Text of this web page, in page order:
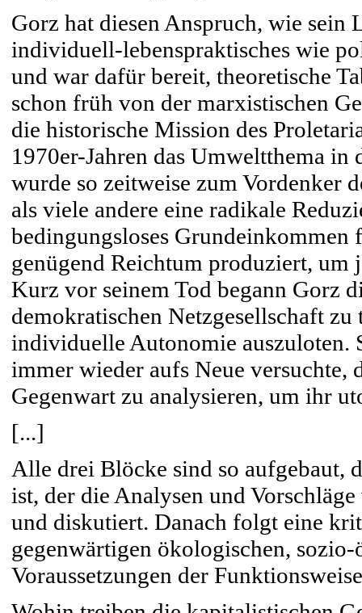
Gorz hat diesen Anspruch, wie sein
individuell-lebenspraktisches wie
und war dafür bereit, theoretische
schon früh von der marxistischen
die historische Mission des
1970er-Jahren das Umweltthema
wurde so zeitweise zum Vordenker
als viele andere eine radikale
bedingungsloses
genügend Reichtum produziert, um
Kurz vor seinem Tod begann Gorz
demokratischen Netzgesellschaft
individuelle Autonomie auszuloten.
immer wieder aufs Neue versuchte,
Gegenwart zu analysieren, um ihr
[...]
Alle drei Blöcke sind so aufgebaut,
ist, der die Analysen und
und diskutiert. Danach folgt eine
gegenwärtigen ökologischen,
Voraussetzungen der